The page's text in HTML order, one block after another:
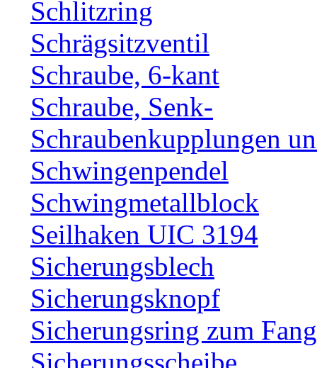
Schlitzring
Schrägsitzventil
Schraube, 6-kant
Schraube, Senk-
Schraubenkupplungen
Schwingenpendel
Schwingmetallblock
Seilhaken UIC 3194
Sicherungsblech
Sicherungsknopf
Sicherungsring zum
Sicherungsscheibe